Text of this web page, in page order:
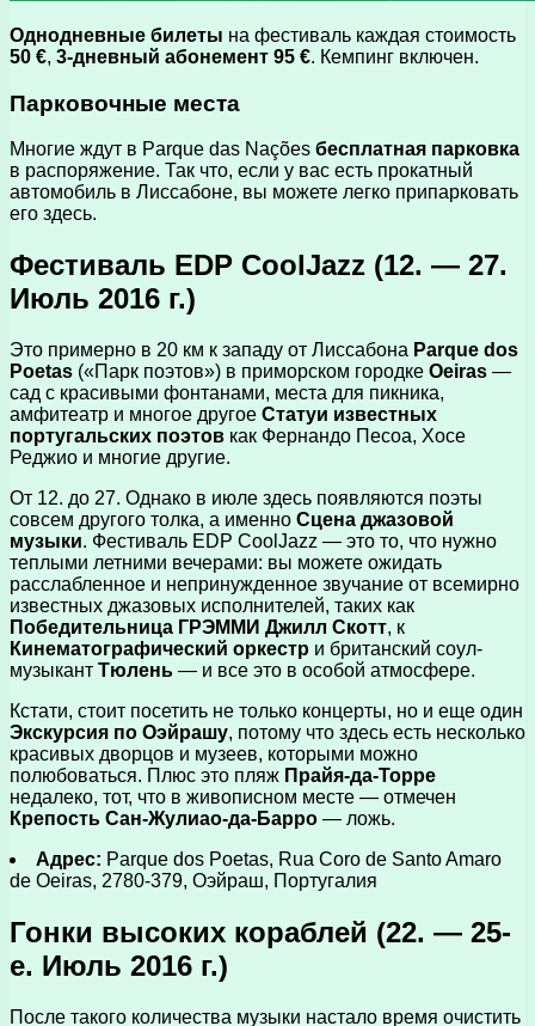
Однодневные билеты на фестиваль каждая стоимость
50 €, 3-дневный абонемент 95 €. Кемпинг включен.
Парковочные места
Многие ждут в Parque das Nações бесплатная парковка
в распоряжение. Так что, если у вас есть прокатный
автомобиль в Лиссабоне, вы можете легко припарковать
его здесь.
Фестиваль EDP ​​CoolJazz (12. — 27.
Июль 2016 г.)
Это примерно в 20 км к западу от Лиссабона Parque dos
Poetas («Парк поэтов») в приморском городке Oeiras —
сад с красивыми фонтанами, места для пикника,
амфитеатр и многое другое Статуи известных
португальских поэтов как Фернандо Песоа, Хосе
Реджио и многие другие.
От 12. до 27. Однако в июле здесь появляются поэты
совсем другого толка, а именно Сцена джазовой
музыки. Фестиваль EDP ​​CoolJazz — это то, что нужно
теплыми летними вечерами: вы можете ожидать
расслабленное и непринужденное звучание от всемирно
известных джазовых исполнителей, таких как
Победительница ГРЭММИ Джилл Скотт, к
Кинематографический оркестр и британский соул-
музыкант Тюлень — и все это в особой атмосфере.
Кстати, стоит посетить не только концерты, но и еще один
Экскурсия по Оэйрашу, потому что здесь есть несколько
красивых дворцов и музеев, которыми можно
полюбоваться. Плюс это пляж Прайя-да-Торре
недалеко, тот, что в живописном месте — отмечен
Крепость Сан-Жулиао-да-Барро — ложь.
Адрес: Parque dos Poetas, Rua Coro de Santo Amaro
de Oeiras, 2780-379, Оэйраш, Португалия
Гонки высоких кораблей (22. — 25-
е. Июль 2016 г.)
После такого количества музыки настало время очистить